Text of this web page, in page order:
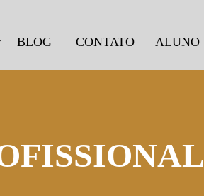
BLOG CONTATO ALUNO